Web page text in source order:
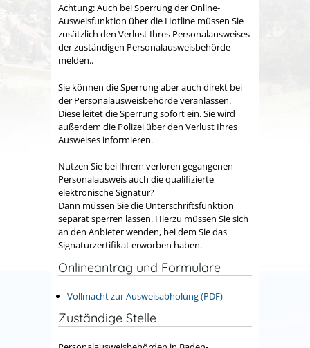
Achtung: Auch bei Sperrung der Online-
Ausweisfunktion über die Hotline müssen Sie
zusätzlich den Verlust Ihres Personalausweises
der zuständigen Personalausweisbehörde
melden..
Sie können die Sperrung aber auch direkt bei
der Personalausweisbehörde veranlassen.
Diese leitet die Sperrung sofort ein. Sie wird
außerdem die Polizei über den Verlust Ihres
Ausweises informieren.
Nutzen Sie bei Ihrem verloren gegangenen
Personalausweis auch diequalifizierte
elektronische Signatur?
Dann müssen Sie die Unterschriftsfunktion
separat sperren lassen. Hierzu müssen Sie sich
an den Anbieter wenden, bei dem Sie das
Signaturzertifikat erworben haben.
Onlineantrag und Formulare
Vollmacht zur Ausweisabholung (PDF)
Zuständige Stelle